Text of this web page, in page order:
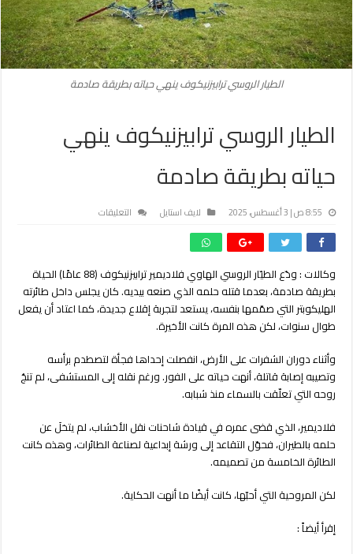
الطيار الروسي ترابيزنيكوف ينهي حياته بطريقة صادمة
الطيار الروسي ترابيزنيكوف ينهي
حياته بطريقة صادمة
8:55 ص | 3 أغسطس، 2025 لايف استايل التعليقات
ينهي
حياته
بطريقة
وكالات : ودّع الطيّار الروسي الهاوي فلاديمير ترابيزنيكوف (88 عامًا) الحياة
بطريقة صادمة، بعدما قتله حلمه الذي صنعه بيديه. كان يجلس داخل طائرته
الهليكوبتر التي صمّمها بنفسه، يستعد لتجربة إقلاع جديدة، كما اعتاد أن يفعل
طوال سنوات، لكن هذه المرة كانت الأخيرة.
وأثناء دوران الشفرات على الأرض، انفصلت إحداها فجأة لتصطدم برأسه
وتصيبه إصابة قاتلة، أنهت حياته على الفور. ورغم نقله إلى المستشفى، لم تنجُ
روحه التي تعلّقت بالسماء منذ شبابه.
فلاديمير، الذي قضى عمره في قيادة شاحنات نقل الأخشاب، لم يتخلَ عن
حلمه بالطيران، فحوّل التقاعد إلى ورشة إبداعية لصناعة الطائرات، وهذه كانت
الطائرة الخامسة من تصميمه.
لكن المروحية التي أحبّها، كانت أيضًا ما أنهت الحكاية.
إقرأ أيضاً :